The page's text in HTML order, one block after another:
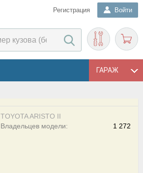
Регистрация Войти
ГАРАЖ
TOYOTA ARISTO II
1 272
Владельцев модели: